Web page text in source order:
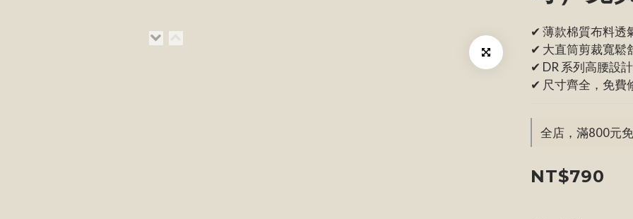
✔ 薄款棉質布料透
✔ 大直筒剪裁寬鬆
✔ DR 系列高腰設
✔ 尺寸齊全，免費
全店，滿800元
NT$790